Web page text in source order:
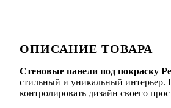
ОПИСАНИЕ ТОВАРА
Стеновые панели под покраску
стильный и уникальный интерьер.
контролировать дизайн своего